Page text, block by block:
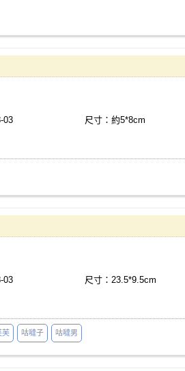
03
尺寸：約5*8cm
03
尺寸：23.5*9.5cm
芙 咕噠子 咕噠男